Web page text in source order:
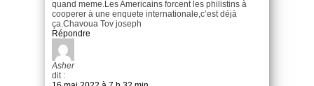
quand meme.Les Americains forcent les philistins à
cooperer à une enquete internationale,c’est déjà
ça.Chavoua Tov joseph
Répondre
Asher
dit :